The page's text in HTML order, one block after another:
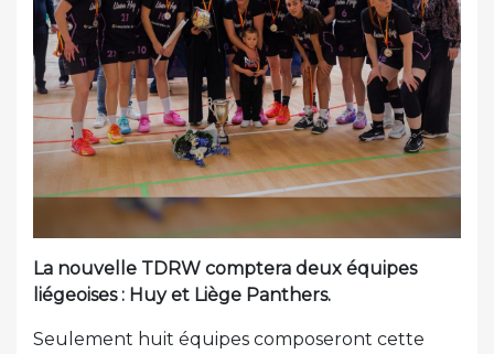
La nouvelle TDRW comptera deux équipes
liégeoises : Huy et Liège Panthers.
Seulement huit équipes composeront cette